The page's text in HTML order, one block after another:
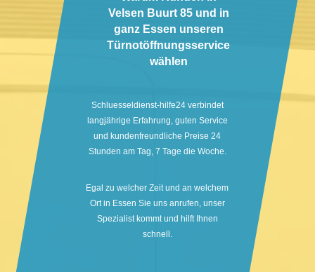
Velsen Buurt 85 und in
ganz Essen unseren
Türnotöffnungsservice
wählen
Schluesseldienst-hilfe24 verbindet
langjährige Erfahrung, guten Service
und kundenfreundliche Preise 24
Stunden am Tag, 7 Tage die Woche.
Egal zu welcher Zeit und an welchem
Ort in Essen Sie uns anrufen, unser
Spezialist kommt und hilft Ihnen
schnell.